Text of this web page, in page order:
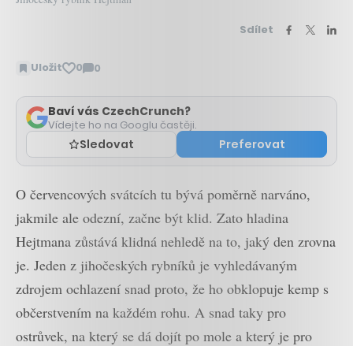
Sdílet
Uložit 0 0
Zobrazit
Baví vás CzechCrunch?
Vídejte ho na Googlu častěji.
Sledovat Preferovat
O červencových svátcích tu bývá poměrně narváno,
jakmile ale odezní, začne být klid. Zato hladina
Hejtmana zůstává klidná nehledě na to, jaký den zrovna
je. Jeden z jihočeských rybníků je vyhledávaným
zdrojem ochlazení snad proto, že ho obklopuje kemp s
občerstvením na každém rohu. A snad taky pro
ostrůvek, na který se dá dojít po mole a který je pro